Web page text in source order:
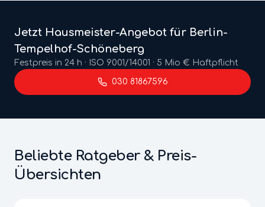
Jetzt Hausmeister-Angebot für Berlin-
Tempelhof-Schöneberg
Festpreis in 24 h · ISO 9001/14001 · 5 Mio € Haftpflicht
030 81867596
Beliebte Ratgeber & Preis-
Übersichten